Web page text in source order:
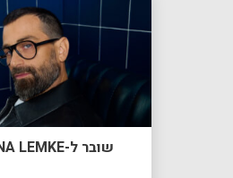
שובר ל-CAROLINA LEMKE